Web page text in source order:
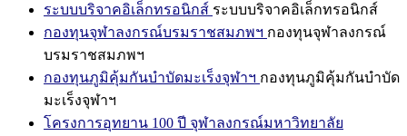
ระบบบริจาคอิเล็กทรอนิกส์ ระบบบริจาคอิเล็กทรอนิกส์
กองทุนจุฬาลงกรณ์บรมราชสมภพฯ กองทุนจุฬาลงกรณ์
บรมราชสมภพฯ
กองทุนภูมิคุ้มกันบำบัดมะเร็งจุฬาฯ กองทุนภูมิคุ้มกันบำบัด
มะเร็งจุฬาฯ
โครงการอุทยาน 100 ปี จุฬาลงกรณ์มหาวิทยาลัย